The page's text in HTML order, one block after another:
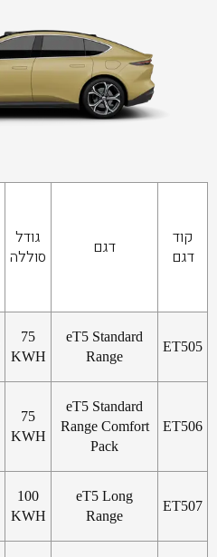
קוד
דגם
דגם
גודל
סוללה
ET505
eT5 Standard
Range
75
KWH
ET506
eT5 Standard
Range Comfort
Pack
75
KWH
ET507
eT5 Long
Range
100
KWH